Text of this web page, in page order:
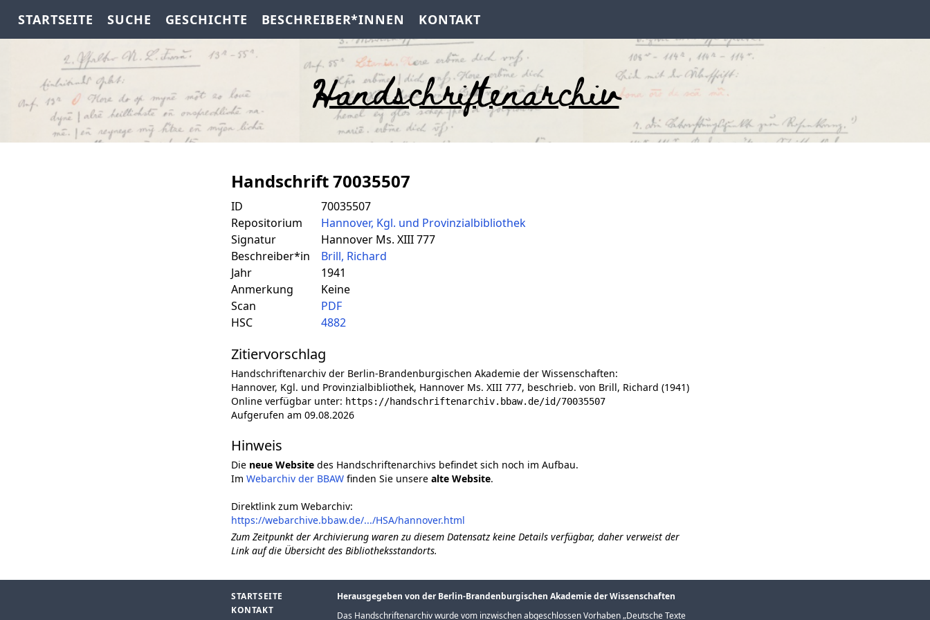
STARTSEITE SUCHE GESCHICHTE BESCHREIBER*INNEN KONTAKT
Handschriftenarchiv
Handschrift 70035507
ID
70035507
Repositorium
Hannover, Kgl. und Provinzialbibliothek
Signatur
Hannover Ms. XIII 777
Beschreiber*in
Brill, Richard
Jahr
1941
Anmerkung
Keine
Scan
PDF
HSC
4882
Zitiervorschlag
Handschriftenarchiv der Berlin-Brandenburgischen Akademie der Wissenschaften:
Hannover, Kgl. und Provinzialbibliothek, Hannover Ms. XIII 777, beschrieb. von Brill, Richard (1941)
Online verfügbar unter: https://handschriftenarchiv.bbaw.de/id/70035507
Aufgerufen am 09.08.2026
Hinweis
Die neue Website des Handschriftenarchivs befindet sich noch im Aufbau.
Im Webarchiv der BBAW finden Sie unsere alte Website.
Direktlink zum Webarchiv:
https://webarchive.bbaw.de/.../HSA/hannover.html
Zum Zeitpunkt der Archivierung waren zu diesem Datensatz keine Details verfügbar, daher verweist der
Link auf die Übersicht des Bibliotheksstandorts.
STARTSEITE
KONTAKT
Herausgegeben von der Berlin-Brandenburgischen Akademie der Wissenschaften
Das Handschriftenarchiv wurde vom inzwischen abgeschlossen Vorhaben „Deutsche Texte